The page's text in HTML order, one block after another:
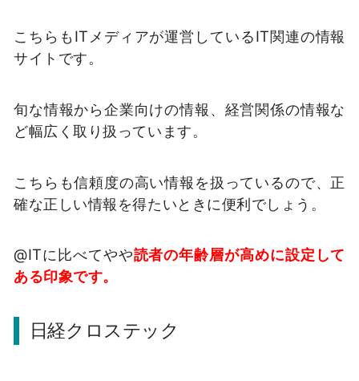
こちらもITメディアが運営しているIT関連の情報
サイトです。
旬な情報から企業向けの情報、経営関係の情報な
ど幅広く取り扱っています。
こちらも信頼度の高い情報を扱っているので、正
確な正しい情報を得たいときに便利でしょう。
@ITに比べてやや読者の年齢層が高めに設定して
ある印象です。
日経クロステック